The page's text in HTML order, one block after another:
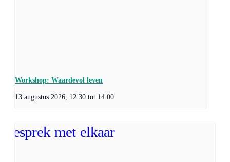
Workshop: Waardevol leven
13 augustus 2026, 12:30 tot 14:00